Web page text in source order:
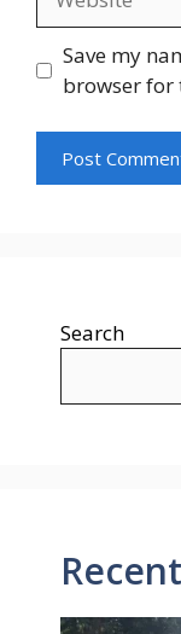
Save my
browser for
Search